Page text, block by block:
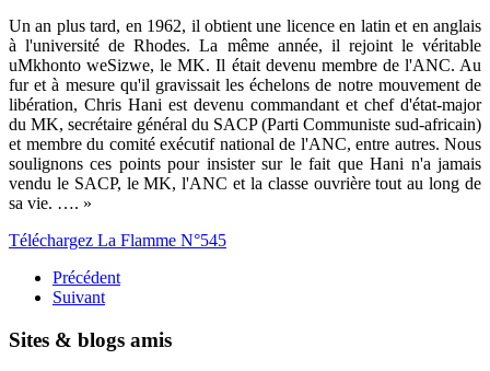
Un an plus tard, en 1962, il obtient une licence en latin et en anglais
à l'université de Rhodes. La même année, il rejoint le véritable
uMkhonto weSizwe, le MK. Il était devenu membre de l'ANC. Au
fur et à mesure qu'il gravissait les échelons de notre mouvement de
libération, Chris Hani est devenu commandant et chef d'état-major
du MK, secrétaire général du SACP (Parti Communiste sud-africain)
et membre du comité exécutif national de l'ANC, entre autres. Nous
soulignons ces points pour insister sur le fait que Hani n'a jamais
vendu le SACP, le MK, l'ANC et la classe ouvrière tout au long de
sa vie. …. »
Téléchargez La Flamme N°545
Précédent
Suivant
Sites & blogs amis